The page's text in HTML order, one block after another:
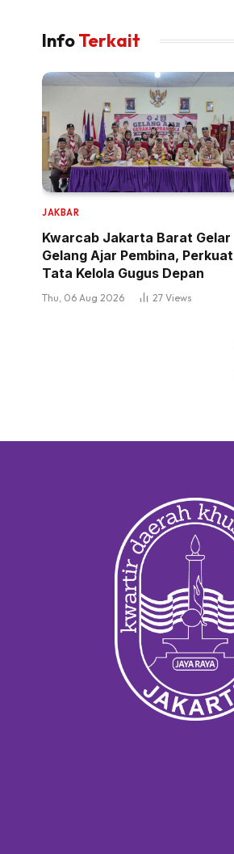
InfoTerkait
JAKBAR
Kwarcab Jakarta Barat Gelar
Gelang Ajar Pembina, Perkuat
Tata Kelola Gugus Depan
Thu, 06 Aug 2026 27 Views